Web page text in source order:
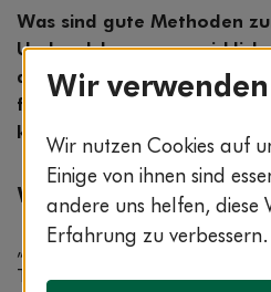
Was sind gute Methoden
Und welche passen
deinen Weg zu mehr
fundiertem Überblick und
kleine Pausen mit großer
Warum
„Atme tief durch“ – leichter
Tipps zur Stressbewältigung
Wir
Wir nutzen Cookies auf
Einige von ihnen sind
andere uns helfen, diese
Erfahrung zu verbessern.